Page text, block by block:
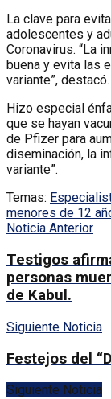
La clave para
adolescentes y
Coronavirus. “La
buena y evita las
variante”, destacó.
Hizo especial
que se hayan
de Pfizer para
diseminación, la
variante”.
Temas:
menores de 12
Noticia Anterior
Testigos
personas
de Kabul.
Siguiente Noticia
Festejos del
Siguiente Noticia